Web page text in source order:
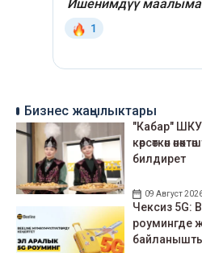
Бизнес жаңылыктары
"Кабар" ШКУ
көрсөткөн
билдирет
09 Август
Чексиз 5G:
роумингде